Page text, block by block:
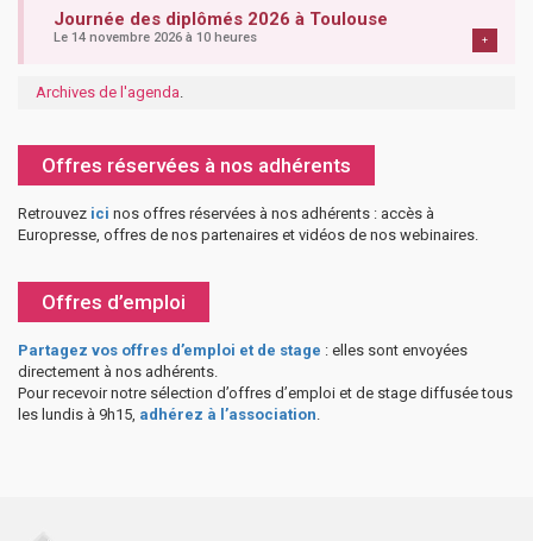
Journée des diplômés 2026 à Toulouse
Le 14 novembre 2026 à 10 heures +
Archives de l'agenda.
Offres réservées à nos adhérents
Retrouvez ici nos offres réservées à nos adhérents : accès à
Europresse, offres de nos partenaires et vidéos de nos webinaires.
Offres d’emploi
Partagez vos offres d’emploi et de stage : elles sont envoyées
directement à nos adhérents.
Pour recevoir notre sélection d’offres d’emploi et de stage diffusée tous
les lundis à 9h15, adhérez à l’association.